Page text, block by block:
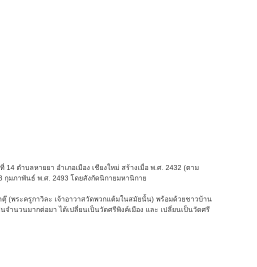
ตำบลหายยา อำเภอเมือง เชียงใหม่ สร้างเมื่อ พ.ศ. 2432 (ตาม
มภาพันธ์ พ.ศ. 2493 โดยสังกัดนิกายมหานิกาย
(พระครูกาวิละ เจ้าอาวาสวัดพวกแต้มในสมัยนั้น) พร้อมด้วยชาวบ้าน
ำนวนมากต่อมา ได้เปลี่ยนเป็นวัดศรีพิงค์เมือง และ เปลี่ยนเป็นวัดศรี